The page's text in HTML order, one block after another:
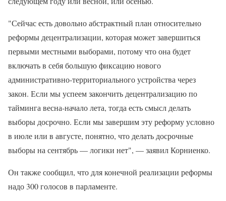
"Сейчас есть довольно абстрактный план относительно
реформы децентрализации, которая может завершиться
первыми местными выборами, потому что она будет
включать в себя большую фиксацию нового
административно-территориального устройства через
закон. Если мы успеем закончить децентрализацию по
тайминга весна-начало лета, тогда есть смысл делать
выборы досрочно. Если мы завершим эту реформу условно
в июле или в августе, понятно, что делать досрочные
выборы на сентябрь — логики нет", — заявил Корниенко.
Он также сообщил, что для конечной реализации реформы
надо 300 голосов в парламенте.